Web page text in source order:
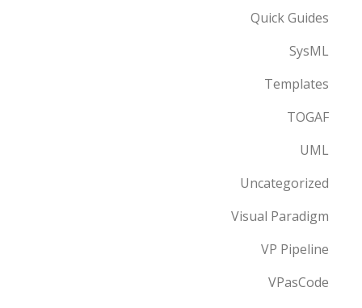
Quick Guides
SysML
Templates
TOGAF
UML
Uncategorized
Visual Paradigm
VP Pipeline
VPasCode